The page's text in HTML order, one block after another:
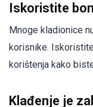
Iskoristite
Mnoge kladionice
korisnike.
korištenja kako
Klađenje je